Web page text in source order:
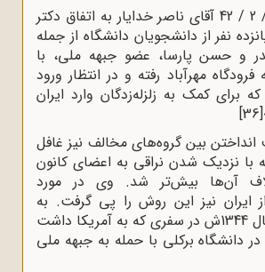
«روز شنبه، 14 / 2 / 42 آقای ناصر خدایار به اتفاق دکتر
نفر از دانشجویان دانشگاه از جمله
و حسن پارسا، عضو جبهه ملی، با
مهرآباد رفته و در انتظار ورود
برای کمک به زلزله‌زدگان وارد ایران
[36]
انداختن بین گروه‌های مخالف نیز غافل
با نزدیک شدن نراقی به اعضای کانون
آن‌ها بیش‌تر شد. وی در مورد
ایران نیز این روش را پی گرفت. به
عنوان نمونه در سال 1344ش در سفری که به آمریکا داشت
دانشگاه برکلی با حمله به جبهه ملی